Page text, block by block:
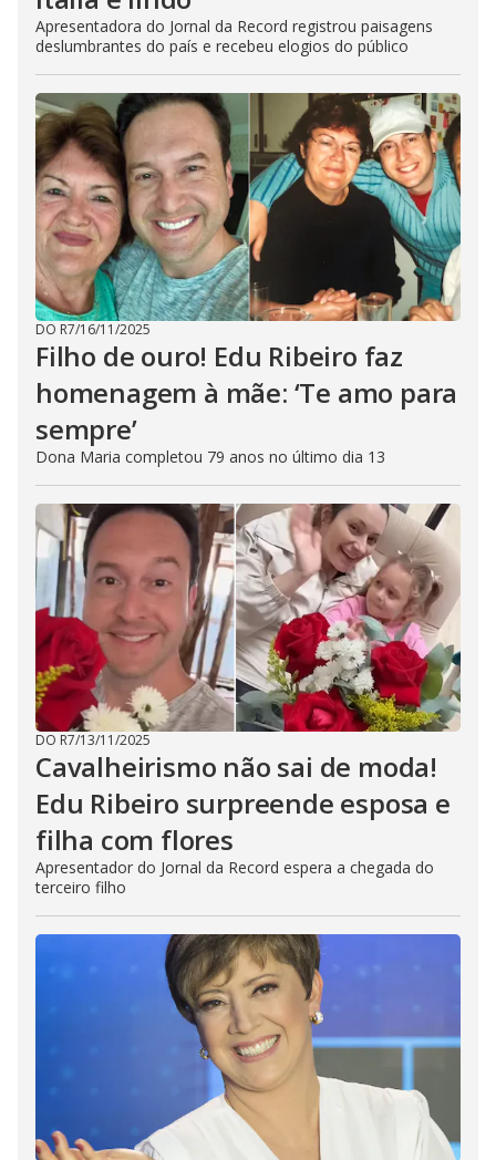
Apresentadora do Jornal da Record registrou paisagens
deslumbrantes do país e recebeu elogios do público
DO R7/16/11/2025
Filho de ouro! Edu Ribeiro faz
homenagem à mãe: ‘Te amo para
sempre’
Dona Maria completou 79 anos no último dia 13
DO R7/13/11/2025
Cavalheirismo não sai de moda!
Edu Ribeiro surpreende esposa e
filha com flores
Apresentador do Jornal da Record espera a chegada do
terceiro filho